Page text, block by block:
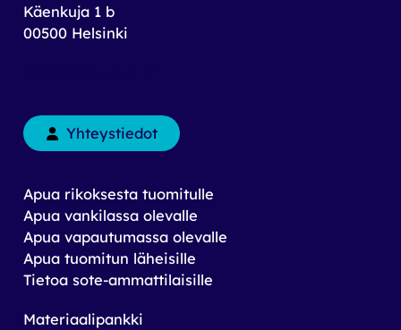
Käenkuja 1 b
00500 Helsinki
Yhteystiedot
Apua rikoksesta tuomitulle
Apua vankilassa olevalle
Apua vapautumassa olevalle
Apua tuomitun läheisille
Tietoa sote-ammattilaisille
Materiaalipankki